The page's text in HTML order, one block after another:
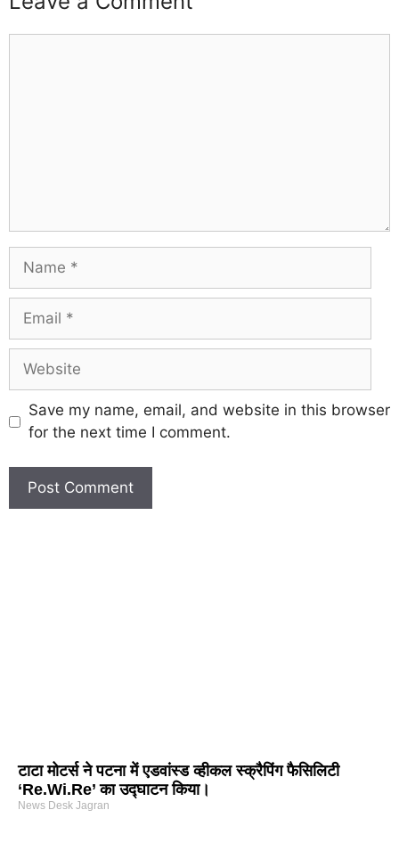
Save my name, email, and website in this browser
for the next time I comment.
टाटा मोटर्स ने पटना में एडवांस्ड व्हीकल स्क्रैपिंग फैसिलिटी
‘Re.Wi.Re’ का उद्घाटन किया।
News Desk Jagran